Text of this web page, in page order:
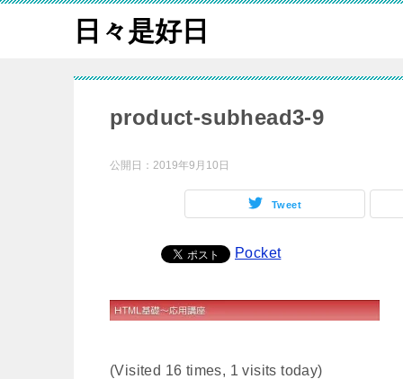
日々是好日
product-subhead3-9
公開日： 2019年9月10日
Tweet
Pocket
(Visited 16 times, 1 visits today)